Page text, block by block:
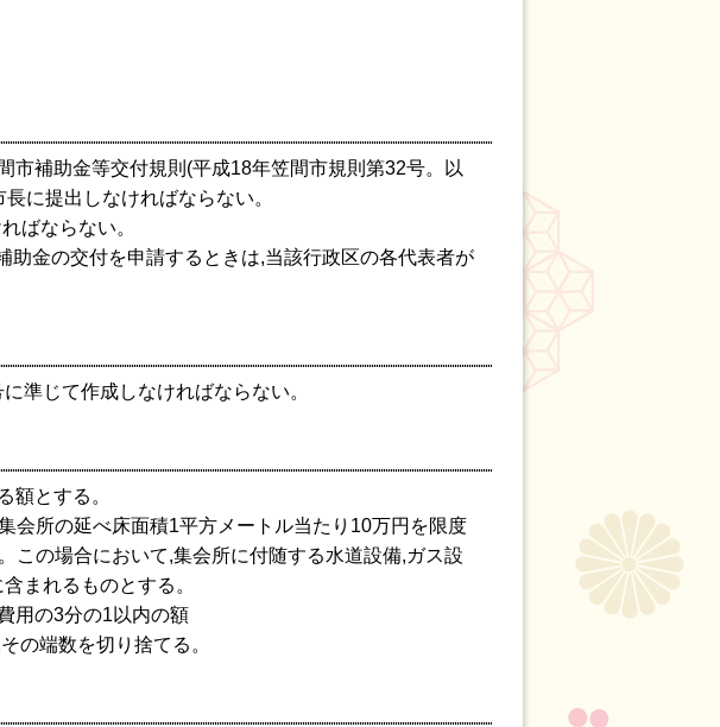
市補助金等交付規則(平成18年笠間市規則第32号。以
に提出しなければならない。
ばならない。
金の交付を申請するときは,当該行政区の各代表者が
準じて作成しなければならない。
額とする。
会所の延べ床面積1平方メートル当たり10万円を限度
この場合において,集会所に付随する水道設備,ガス設
まれるものとする。
用の3分の1以内の額
の端数を切り捨てる。